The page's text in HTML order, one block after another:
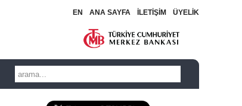
EN ANA SAYFA İLETİŞİM ÜYELİK